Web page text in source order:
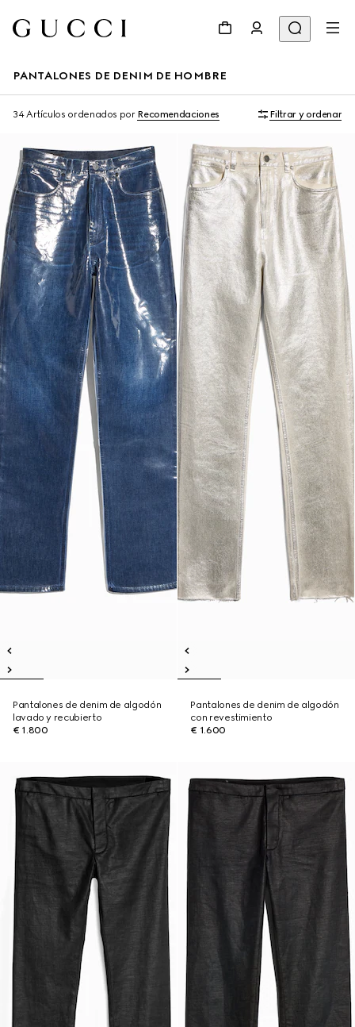
PANTALONES DE DENIM DE HOMBRE
34 Artículos ordenados por Recomendaciones Filtrar y ordenar
Pantalones de denim de algodón
lavado y recubierto
€ 1.800
Pantalones de denim de algodón
con revestimiento
€ 1.600